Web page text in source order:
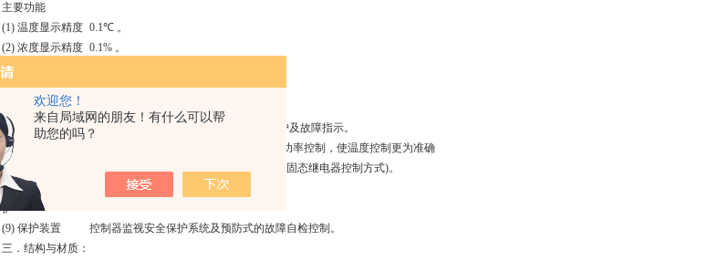
欢迎您！
来自局域网的朋友！有什么可以帮
助您的吗？
主要功能
(1) 温度显示精度 0.1℃ 。
(2) 浓度显示精度 0.1% 。
(3) 温度控制精度
(4) 浓度控制精度 ± 0.1% 。
(5) 偏差值校正
温度偏差值补偿、校正功能。
(6) I/O 自检
安全自检功能， 异常发生时自动断电保护及故障指示。
(7) 自动演算
微电脑自动演算P.I.D. ，配合固态继电器功率控制，使温度控制更为准确
（比例、积分、微分＋固态继电器控制方式)。
(8) 温度上下限保
护
可设定温度保护上下限。
(9) 保护装置
控制器监视安全保护系统及预防式的故障自检控制。
三．结构与材质：